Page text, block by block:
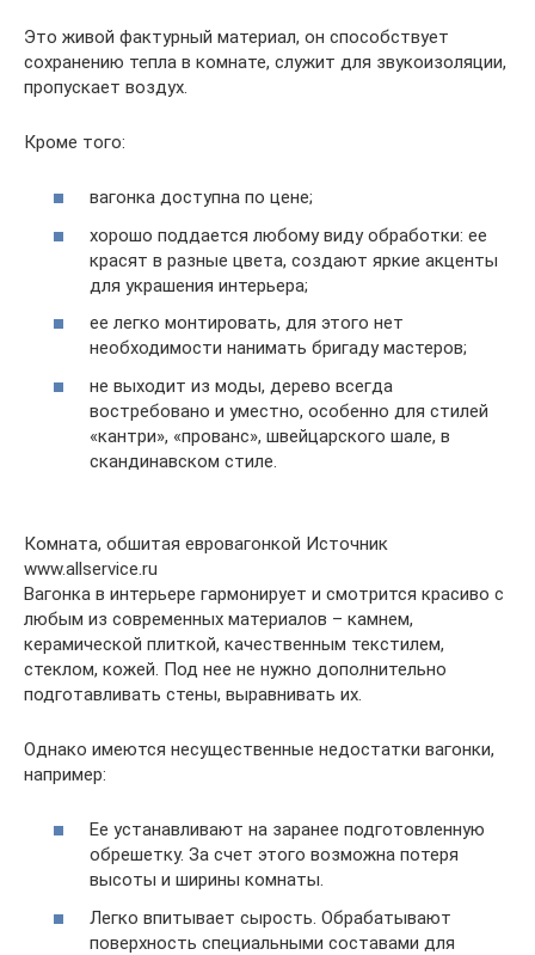
Это живой фактурный материал, он способствует
сохранению тепла в комнате, служит для звукоизоляции,
пропускает воздух.
Кроме того:
вагонка доступна по цене;
хорошо поддается любому виду обработки: ее
красят в разные цвета, создают яркие акценты
для украшения интерьера;
ее легко монтировать, для этого нет
необходимости нанимать бригаду мастеров;
не выходит из моды, дерево всегда
востребовано и уместно, особенно для стилей
«кантри», «прованс», швейцарского шале, в
скандинавском стиле.
Комната, обшитая евровагонкой Источник
www.allservice.ru
Вагонка в интерьере гармонирует и смотрится красиво с
любым из современных материалов – камнем,
керамической плиткой, качественным текстилем,
стеклом, кожей. Под нее не нужно дополнительно
подготавливать стены, выравнивать их.
Однако имеются несущественные недостатки вагонки,
например:
Ее устанавливают на заранее подготовленную
обрешетку. За счет этого возможна потеря
высоты и ширины комнаты.
Легко впитывает сырость. Обрабатывают
поверхность специальными составами для